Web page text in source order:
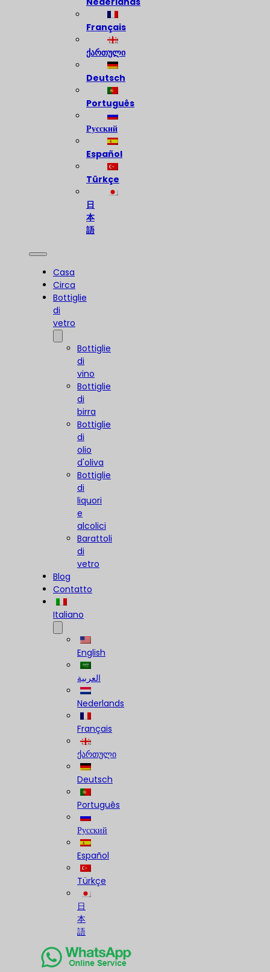
Français
ქართული
Deutsch
Português
Русский
Español
Türkçe
日
本
語
Casa
Circa
Bottiglie
di
vetro
Bottiglie
di
vino
Bottiglie
di
birra
Bottiglie
di
olio
d'oliva
Bottiglie
di
liquori
e
alcolici
Barattoli
di
vetro
Blog
Contatto
Italiano
English
العربية
Nederlands
Français
ქართული
Deutsch
Português
Русский
Español
Türkçe
日
本
語